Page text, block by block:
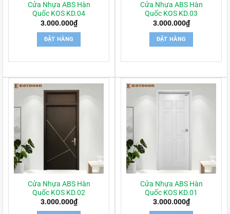
Cửa Nhựa ABS Hàn
Quốc KOS KD.04
3.000.000₫
ĐẶT HÀNG
Cửa Nhựa ABS Hàn
Quốc KOS KD.03
3.000.000₫
ĐẶT HÀNG
Cửa Nhựa ABS Hàn
Quốc KOS KD.02
3.000.000₫
Cửa Nhựa ABS Hàn
Quốc KOS KD.01
3.000.000₫